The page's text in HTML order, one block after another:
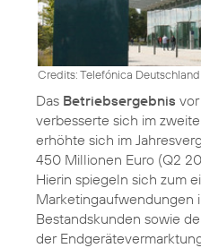
Credits: Telefónica Deutschland
Das Betriebsergebnis
verbesserte sich im
erhöhte sich im
450 Millionen Euro (Q2
Hierin spiegeln sich zum
Marketingaufwendungen
Bestandskunden sowie
der